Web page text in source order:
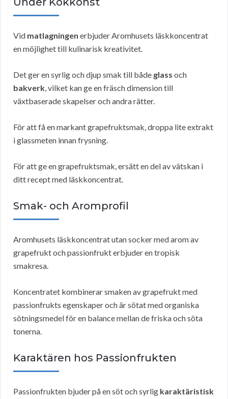
Vid matlagningen erbjuder Aromhusets läskkoncentrat
en möjlighet till kulinarisk kreativitet.
Det ger en syrlig och djup smak till både glass och
bakverk, vilket kan ge en fräsch dimension till
växtbaserade skapelser och andra rätter.
För att få en markant grapefruktsmak, droppa lite extrakt
i glassmeten innan frysning.
För att ge en grapefruktsmak, ersätt en del av vätskan i
ditt recept med läskkoncentrat.
Smak- och Aromprofil
Aromhusets läskkoncentrat utan socker med arom av
grapefrukt och passionfrukt erbjuder en tropisk
smakresa.
Koncentratet kombinerar smaken av grapefrukt med
passionfrukts egenskaper och är sötat med organiska
sötningsmedel för en balance mellan de friska och söta
tonerna.
Karaktären hos Passionfrukten
Passionfrukten bjuder på en söt och syrlig karaktäristisk